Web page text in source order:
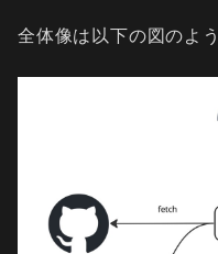
全体像は以下の図のよ